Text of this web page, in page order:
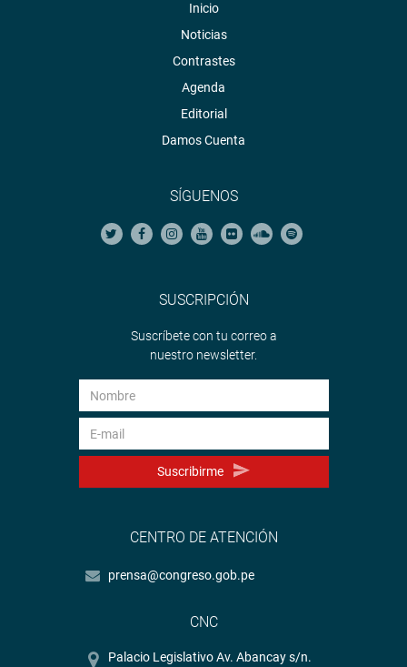
Inicio
Noticias
Contrastes
Agenda
Editorial
Damos Cuenta
SÍGUENOS
SUSCRIPCIÓN
Suscríbete con tu correo a
nuestro newsletter.
Suscribirme
CENTRO DE ATENCIÓN
prensa@congreso.gob.pe
CNC
Palacio Legislativo Av. Abancay s/n.